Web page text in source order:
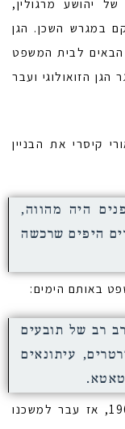
של יהושע מרגולין,
במגרש השכן. הגן
הבאים לבית המשפט
המלון. בסוף שנות ה-40 נסגר הגן הזואולוגי ועבר
אורי קיסרי את הבניין
היה מהווה,
היפים שרכשה
באותם הימים:
רב של תובעים
עיתונאים
בית משפט השלום פעל בבניין זה עד 1966, אז עבר למשכנו